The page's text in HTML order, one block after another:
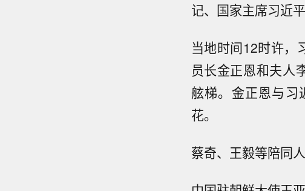
记、国家主席习近
当地时间12时许，
员长金正恩和夫人
舷梯。金正恩与习
花。
蔡奇、王毅等陪同